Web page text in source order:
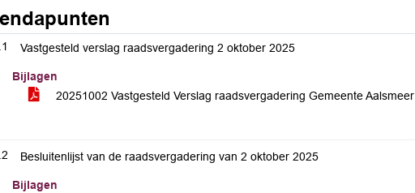
Vastgesteld verslag raadsvergadering 2 oktober 2025
Bijlagen
20251002 Vastgesteld Verslag raadsvergadering Gemeente Aalsmeer
Besluitenlijst van de raadsvergadering van 2 oktober 2025
Bijlagen